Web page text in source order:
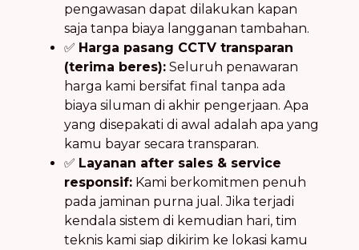
pengawasan dapat dilakukan kapan
saja tanpa biaya langganan tambahan.
✅ Harga pasang CCTV transparan
(terima beres): Seluruh penawaran
harga kami bersifat final tanpa ada
biaya siluman di akhir pengerjaan. Apa
yang disepakati di awal adalah apa yang
kamu bayar secara transparan.
✅ Layanan after sales & service
responsif: Kami berkomitmen penuh
pada jaminan purna jual. Jika terjadi
kendala sistem di kemudian hari, tim
teknis kami siap dikirim ke lokasi kamu